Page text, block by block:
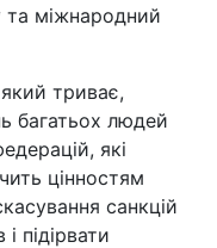
та міжнародний
триває,
багатьох людей
які
цінностям
санкцій
підірвати